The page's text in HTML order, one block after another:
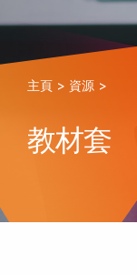
主頁 > 資源 >
教材套